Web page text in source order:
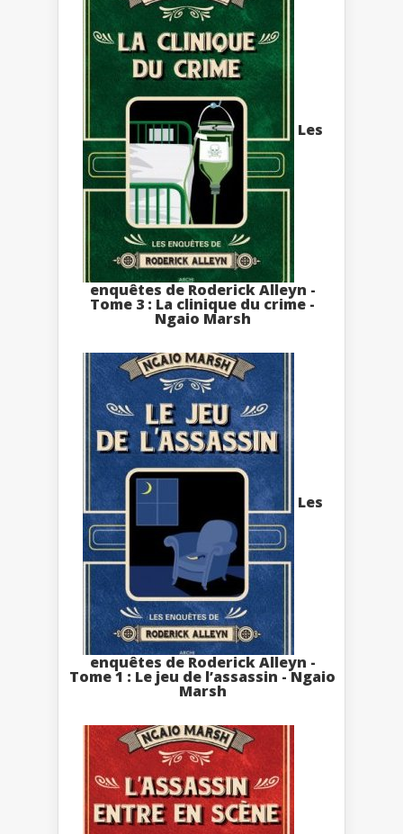
Les
enquêtes de Roderick Alleyn -
Tome 3 : La clinique du crime -
Ngaio Marsh
Les
enquêtes de Roderick Alleyn -
Tome 1 : Le jeu de l’assassin - Ngaio
Marsh